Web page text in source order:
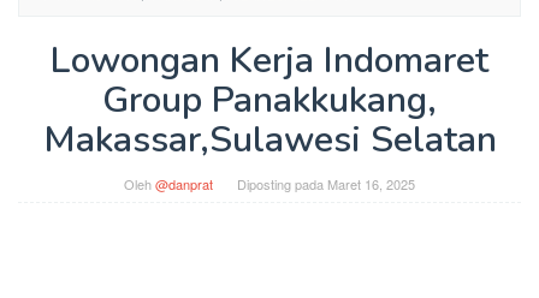
Lowongan Kerja Indomaret
Group Panakkukang,
Makassar,Sulawesi Selatan
Oleh@danprat Diposting pada Maret 16, 2025